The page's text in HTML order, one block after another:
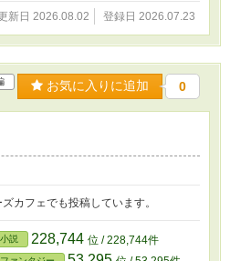
新日 2026.08.02 登録日 2026.07.23
お気に入りに追加 0
カフェでも投稿しています。
小説 228,744 位 / 228,744件